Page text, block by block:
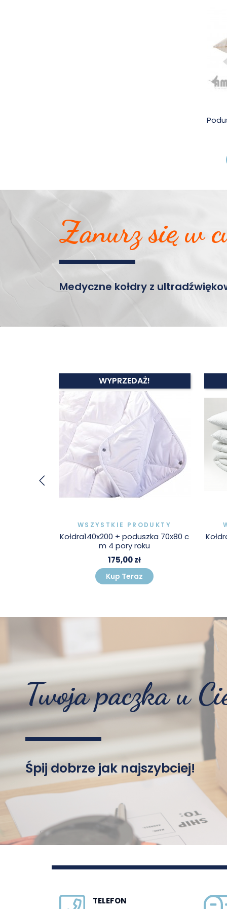
Zanurz się w
Medyczne kołdry z
WSZYSTKIE PRODUKTY
Kołdra140x200 + poduszka 70x80 c
m 4 pory roku
175,00 zł
Kup Teraz
WYPRZEDAŻ!
Twoja paczka u
Śpij dobrze jak najszybciej!
TELEFON